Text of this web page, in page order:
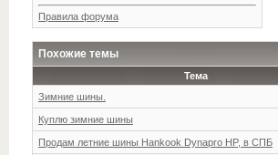
Правила форума
Похожие темы
Тема
Зимние шины.
Куплю зимние шины
Продам летние шины Hankook Dynapro HP, в СПБ